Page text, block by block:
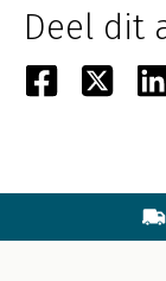
Deel dit